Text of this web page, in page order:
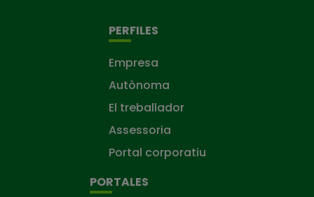
PERFILES
Empresa
Autònoma
El treballador
Assessoria
Portal corporatiu
PORTALES